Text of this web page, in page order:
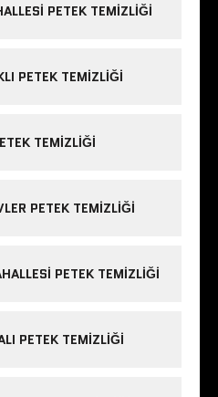
PETEK TEMIZLIĞI
PETEK TEMIZLIĞI
TEMIZLIĞI
PETEK TEMIZLIĞI
PETEK TEMIZLIĞI
PETEK TEMIZLIĞI